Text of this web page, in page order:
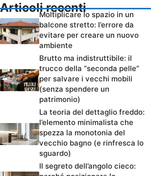
Articoli recenti
Moltiplicare lo spazio in un
balcone stretto: l’errore da
evitare per creare un nuovo
ambiente
Brutto ma indistruttibile: il
trucco della “seconda pelle”
per salvare i vecchi mobili
(senza spendere un
patrimonio)
La teoria del dettaglio freddo:
l’elemento minimalista che
spezza la monotonia del
vecchio bagno (e rinfresca lo
sguardo)
Il segreto dell’angolo cieco: